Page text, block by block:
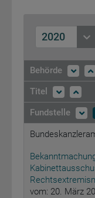
2020
Behörde
Titel
Fundstelle
vom: 20. März